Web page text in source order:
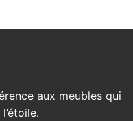
aux meubles qui